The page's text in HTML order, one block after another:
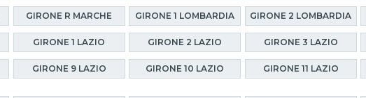
GIRONE R MARCHE GIRONE 1 LOMBARDIA GIRONE 2 LOMBARDIA
GIRONE 1 LAZIO GIRONE 2 LAZIO GIRONE 3 LAZIO
GIRONE 9 LAZIO GIRONE 10 LAZIO GIRONE 11 LAZIO